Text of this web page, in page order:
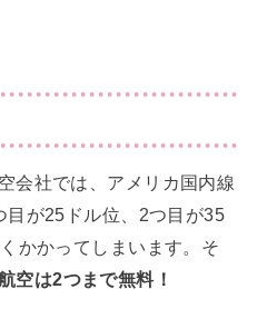
会社では、アメリカ国内線
目が25ドル位、2つ目が35
かかってしまいます。そ
空は2つまで無料！